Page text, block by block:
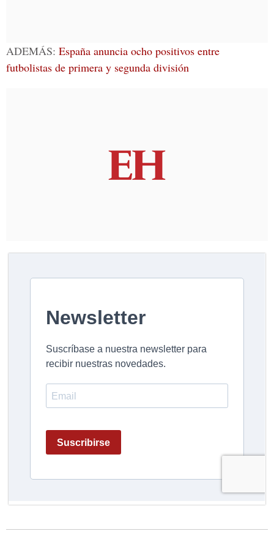
ADEMÁS: España anuncia ocho positivos entre
futbolistas de primera y segunda división